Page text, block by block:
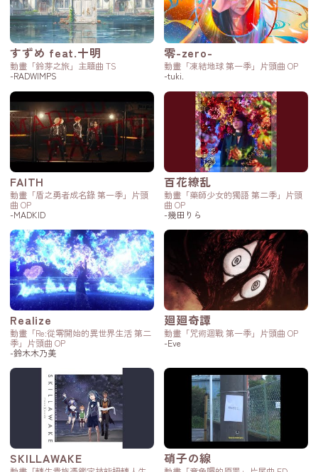
すずめ feat.十明
動畫「鈴芽之旅」主題曲 TS
-RADWIMPS
零-zero-
動畫「凍結地球 第一季」片頭曲 OP
-tuki.
FAITH
動畫「盾之勇者成名錄 第一季」片頭
曲 OP
-MADKID
百花繚乱
動畫「藥師少女的獨語 第二季」片頭
曲 OP
-幾田りら
Realize
動畫「Re:從零開始的異世界生活 第二
季」片頭曲 OP
-鈴木木乃美
廻廻奇譚
動畫「咒術迴戰 第一季」片頭曲 OP
-Eve
SKILLAWAKE 硝子の線